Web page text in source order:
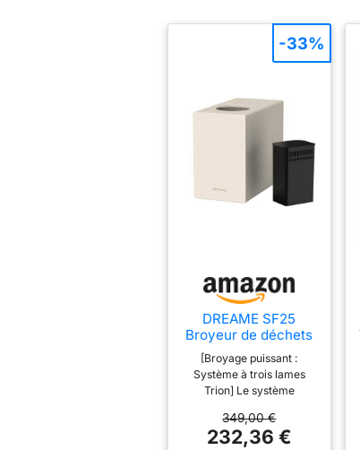
DREAME SF25
Broyeur de déchets
alimentaires,
système à triple
lame
[Broyage puissant :
Système à trois lames
Trion] Le système
assure un broyage
instantané et homogène –
349,00 €
232,36 €
-33%